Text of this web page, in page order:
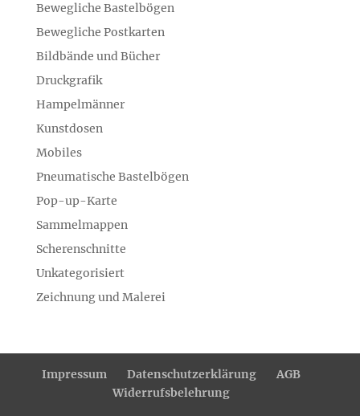
Bewegliche Bastelbögen
Bewegliche Postkarten
Bildbände und Bücher
Druckgrafik
Hampelmänner
Kunstdosen
Mobiles
Pneumatische Bastelbögen
Pop-up-Karte
Sammelmappen
Scherenschnitte
Unkategorisiert
Zeichnung und Malerei
Impressum Datenschutzerklärung
AGB
Widerrufsbelehrung